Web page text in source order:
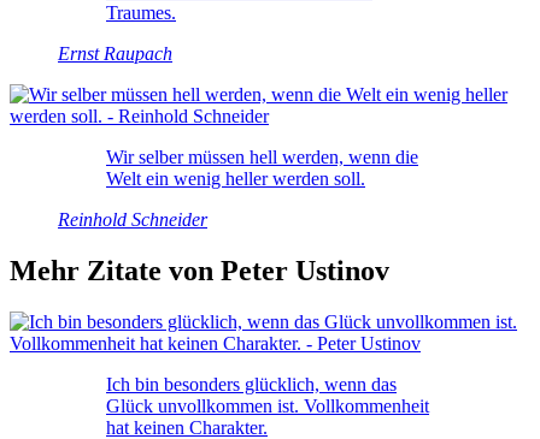
Traumes.
Ernst Raupach
Wir selber müssen hell werden, wenn die
Welt ein wenig heller werden soll.
Reinhold Schneider
Mehr Zitate von Peter Ustinov
Ich bin besonders glücklich, wenn das
Glück unvollkommen ist. Vollkommenheit
hat keinen Charakter.